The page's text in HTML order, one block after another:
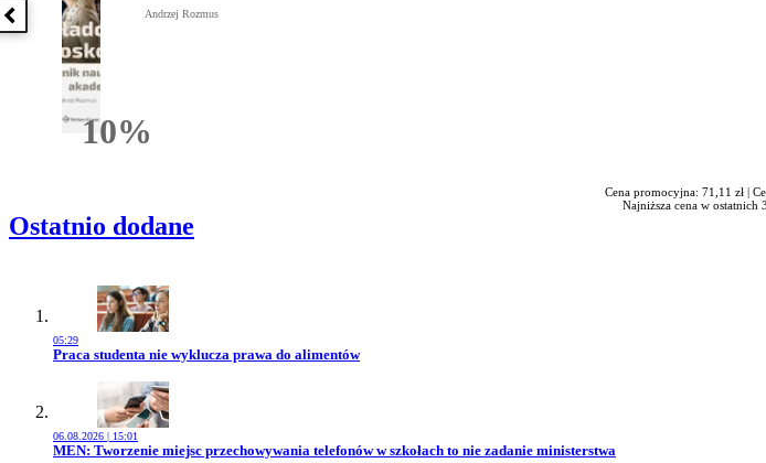
Poprzednia książka
10%Rabatu
Andrzej Rozmus
Cena promocyjna: 71,11 zł |
Najniższa cena w ostatnich
Ostatnio dodane
05:29
Przejdź do artykułu:
Praca studenta nie wyklucza prawa do alimentów
06.08.2026 | 15:01
Przejdź do artykułu:
MEN: Tworzenie miejsc przechowywania telefonów w szkołach to nie zadanie ministerstwa